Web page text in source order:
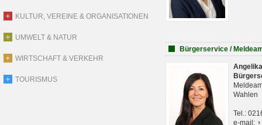
KULTUR, VEREINE & ORGANISATIONEN
UMWELT & NATUR
WIRTSCHAFT & VERKEHR
TOURISMUS
Bürgerservice /
Wahlen
Tel.:
e-mail: